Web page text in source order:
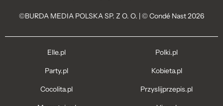
©BURDA MEDIA POLSKA SP. Z O. O. | © Condé Nast 2026
Elle.pl
Party.pl
Cocolita.pl
Polki.pl
Kobieta.pl
Przyslijprzepis.pl